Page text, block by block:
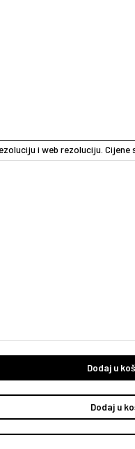
i web rezoluciju. Cijene
Dodaj u
Dodaj u